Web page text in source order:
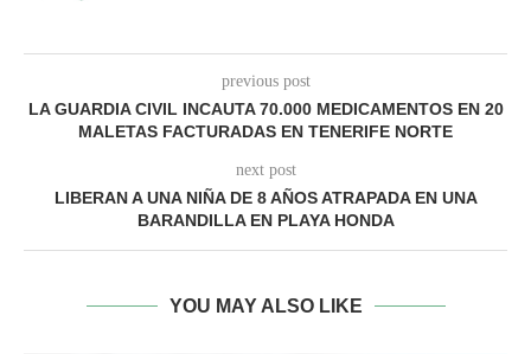
previous post
LA GUARDIA CIVIL INCAUTA 70.000 MEDICAMENTOS EN 20
MALETAS FACTURADAS EN TENERIFE NORTE
next post
LIBERAN A UNA NIÑA DE 8 AÑOS ATRAPADA EN UNA
BARANDILLA EN PLAYA HONDA
YOU MAY ALSO LIKE